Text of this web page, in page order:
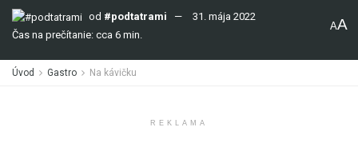
od #podtatrami
31. mája 2022
Čas na prečítanie: cca 6 min.
AA
Úvod Gastro Na kávičku
REKLAMA